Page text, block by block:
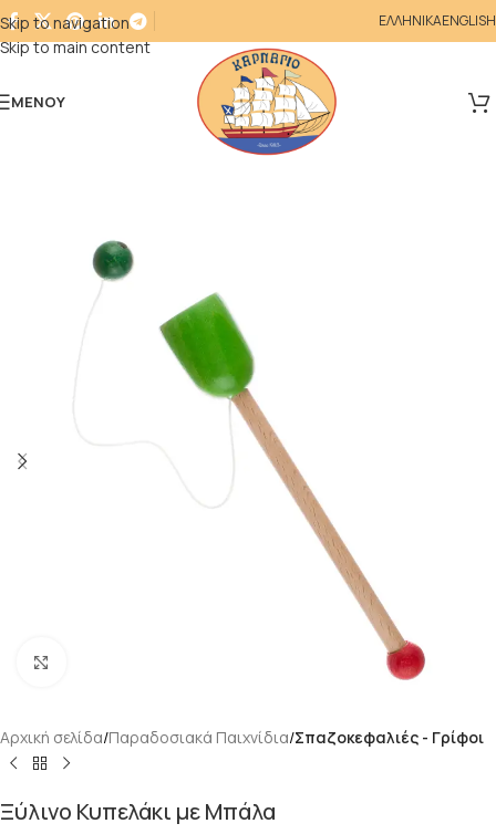
Skip to navigation
Skip to main content
ΕΛΛΗΝΙΚΑENGLISH
ΜΕΝΟΎ
Αρχική σελίδα Παραδοσιακά Παιχνίδια Σπαζοκεφαλιές - Γρίφοι
Ξύλινο Κυπελάκι με Μπάλα